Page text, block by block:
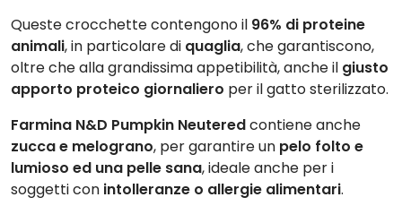
Queste crocchette contengono il 96% di proteine
animali, in particolare di quaglia, che garantiscono,
oltre che alla grandissima appetibilità, anche il giusto
apporto proteico giornaliero per il gatto sterilizzato.
Farmina N&D Pumpkin Neuteredcontiene anche
zucca e melograno, per garantire un pelo folto e
lumioso ed una pelle sana, ideale anche per i
soggetti con intolleranze o allergie alimentari.